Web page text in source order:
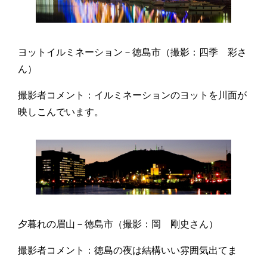
ヨットイルミネーション－徳島市（撮影：四季 彩さ
ん）
撮影者コメント：イルミネーションのヨットを川面が
映しこんでいます。
夕暮れの眉山－徳島市（撮影：岡 剛史さん）
撮影者コメント：徳島の夜は結構いい雰囲気出てま